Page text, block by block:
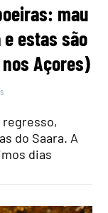
mau
estas são
Açores)
regresso,
do Saara. A
dias